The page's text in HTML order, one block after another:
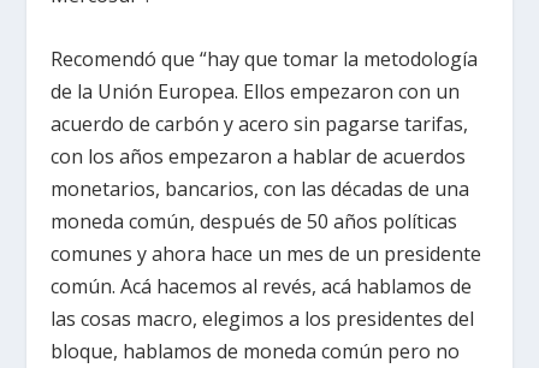
Recomendó que “hay que tomar la metodología
de la Unión Europea. Ellos empezaron con un
acuerdo de carbón y acero sin pagarse tarifas,
con los años empezaron a hablar de acuerdos
monetarios, bancarios, con las décadas de una
moneda común, después de 50 años políticas
comunes y ahora hace un mes de un presidente
común. Acá hacemos al revés, acá hablamos de
las cosas macro, elegimos a los presidentes del
bloque, hablamos de moneda común pero no